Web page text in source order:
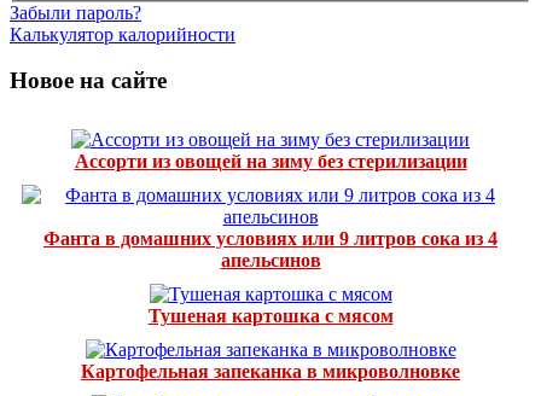
Забыли пароль?
Калькулятор калорийности
Новое на сайте
Ассорти из овощей на зиму без стерилизации
Фанта в домашних условиях или 9 литров сока из 4
апельсинов
Тушеная картошка с мясом
Картофельная запеканка в микроволновке